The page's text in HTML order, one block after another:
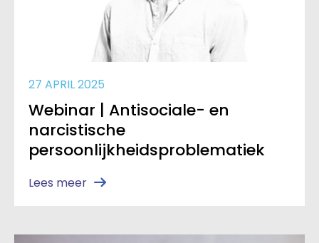
27 APRIL 2025
Webinar | Antisociale- en
narcistische
persoonlijkheidsproblematiek
Lees meer